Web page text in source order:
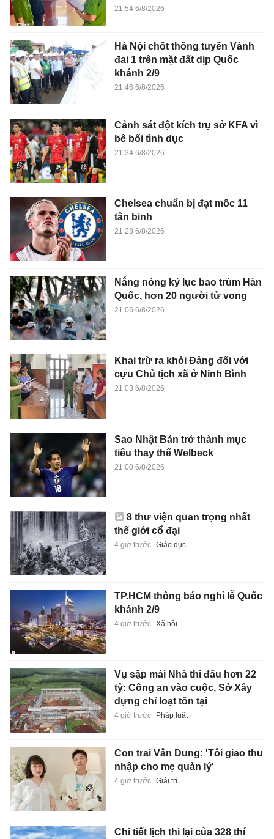
21:54 6/8/2026
Hà Nội chốt thông tuyến Vành
đai 1 trên mặt đất dịp Quốc
khánh 2/9
21:46 6/8/2026
Cảnh sát đột kích trụ sở KFA vì
bê bối tình dục
21:34 6/8/2026
Chelsea chuẩn bị đạt mốc 11
tân binh
21:28 6/8/2026
Nắng nóng kỷ lục bao trùm Hàn
Quốc, hơn 20 người tử vong
21:06 6/8/2026
Khai trừ ra khỏi Đảng đối với
cựu Chủ tịch xã ở Ninh Bình
21:03 6/8/2026
Sao Nhật Bản trở thành mục
tiêu thay thế Welbeck
21:00 6/8/2026
8 thư viện quan trọng nhất
thế giới cổ đại
4 giờ trước Giáo dục
TP.HCM thông báo nghỉ lễ Quốc
khánh 2/9
4 giờ trước Xã hội
Vụ sập mái Nhà thi đấu hơn 22
tỷ: Công an vào cuộc, Sở Xây
dựng chỉ loạt tồn tại
4 giờ trước Pháp luật
Con trai Vân Dung: 'Tôi giao thu
nhập cho mẹ quản lý'
4 giờ trước Giải trí
Chi tiết lịch thi lại của 328 thí